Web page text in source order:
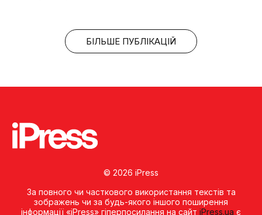
БІЛЬШЕ ПУБЛІКАЦІЙ
© 2026 iPress
За повного чи часткового використання текстів та
зображень чи за будь-якого іншого поширення
інформації «iPress» гіперпосилання на сайт iPress.ua є